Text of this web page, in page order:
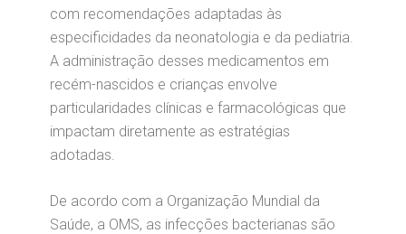
com recomendações adaptadas às
especificidades da neonatologia e da pediatria.
A administração desses medicamentos em
recém-nascidos e crianças envolve
particularidades clínicas e farmacológicas que
impactam diretamente as estratégias
adotadas.
De acordo com a Organização Mundial da
Saúde, a OMS, as infecções bacterianas são